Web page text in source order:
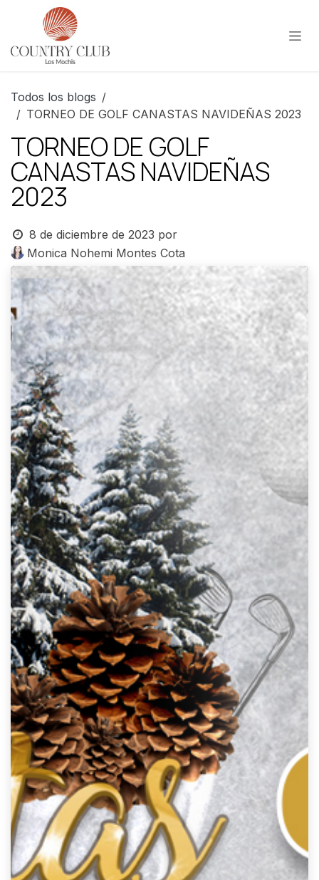
Ir al contenido
Todos los blogs
TORNEO DE GOLF CANASTAS NAVIDEÑAS 2023
TORNEO DE GOLF
CANASTAS NAVIDEÑAS
2023
8 de diciembre de 2023 por
Monica Nohemi Montes Cota